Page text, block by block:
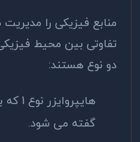
تفاوتی بین محیط
دو نوع هستند:
گفته می شود.